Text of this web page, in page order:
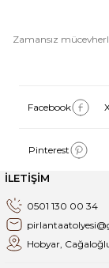
Zamansız
Facebook
Pinterest
İLETİŞİM
0501 130 00 34
Hobyar,